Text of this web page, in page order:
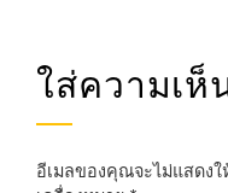
ใส่ความเห็
อีเมลของคุณจะไม่แสดง